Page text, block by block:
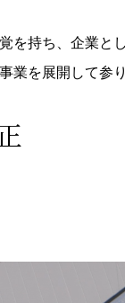
を持ち、企業と
業を展開して参